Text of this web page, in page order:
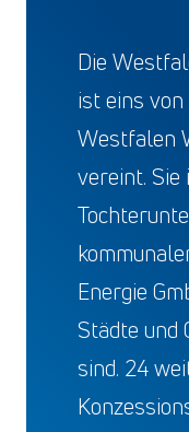
Die
ist eins
Westfalen
vereint. Sie
Energie
Städte und
sind. 24